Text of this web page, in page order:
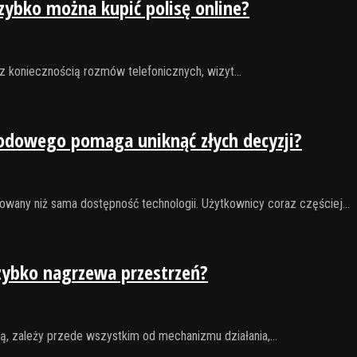
można kupić polisę online?
koniecznością rozmów telefonicznych, wizyt…
pomaga uniknąć złych decyzji?
niż sama dostępność technologii. Użytkownicy coraz częściej…
nagrzewa przestrzeń?
przede wszystkim od mechanizmu działania,…